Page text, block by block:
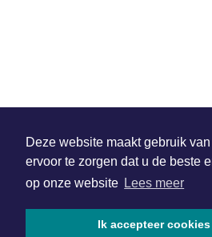
Deze website maakt gebruik
ervoor te zorgen dat u de beste
op onze website Lees meer
Ik accepteer cookies